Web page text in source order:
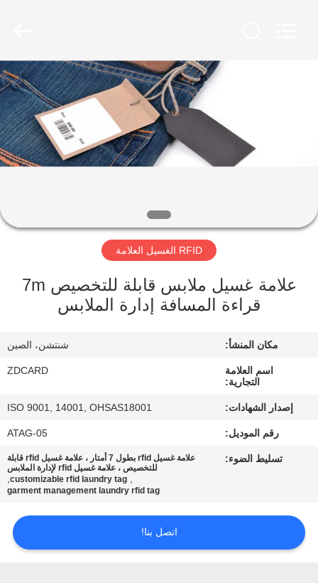
منتجات
عنا
في
المعمل
مراقبة
الجودة
حالات
RFID الغسيل العلامة
علامة غسيل ملابس قابلة للتخصيص 7m
قراءة المسافة إدارة الملابس
مكان المنشأ: شنتشن، الصين
اسم العلامة
التجارية:
ZDCARD
إصدار الشهادات: ISO 9001, 14001, OHSAS18001
رقم الموديل: ATAG-05
تسليط الضوء:
علامة غسيل rfid بطول 7 أمتار ، علامة غسيل rfid قابلة
للتخصيص ، علامة غسيل rfid لإدارة الملابس
,
customizable rfid laundry tag
,
garment management laundry rfid tag
اتصل بنا!